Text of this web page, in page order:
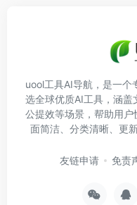
uool工具AI导航，是一个
选全球优质AI工具，涵
公提效等场景，帮助用
面简洁、分类清晰、更
友链申请 免责